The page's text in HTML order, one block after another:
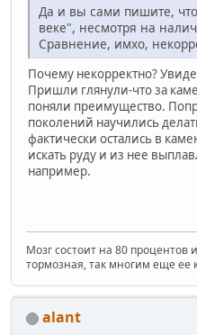
Да и вы сами пишите,
веке", несмотря на
Сравнение, имхо,
Почему некорректно?
Пришли глянули-что за
поняли преимущество.
поколений научились
фактически остались в
искать руду и из нее
например.
Мозг состоит на 80 процентов
тормозная, так многим еще ее
alant